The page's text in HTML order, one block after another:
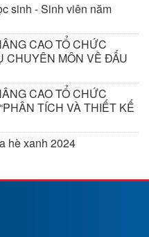
sinh - Sinh viên năm
CAO TỔ CHỨC
CHUYÊN MÔN VỀ ĐẤU
CAO TỔ CHỨC
TÍCH VÀ THIẾT KẾ
hè xanh 2024